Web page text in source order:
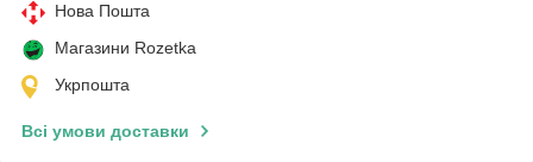
Нова Пошта
Магазини Rozetka
Укрпошта
Всі умови доставки